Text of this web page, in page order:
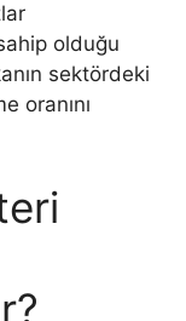
olduğu
sektördeki
oranını